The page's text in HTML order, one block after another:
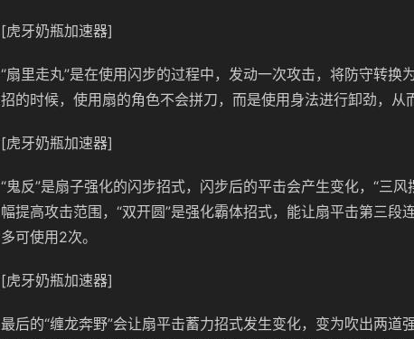
[虎牙奶瓶加速器]
“扇里走丸”是在使用闪步的过程中，发动一次攻击，将防守转换
招的时候，使用扇的角色不会拼刀，而是使用身法进行卸劲，从
[虎牙奶瓶加速器]
“鬼反”是扇子强化的闪步招式，闪步后的平击会产生变化，“三
幅提高攻击范围，“双开圆”是强化霸体招式，能让扇平击第三段
多可使用2次。
[虎牙奶瓶加速器]
最后的“缠龙奔野”会让扇平击蓄力招式发生变化，变为吹出两道